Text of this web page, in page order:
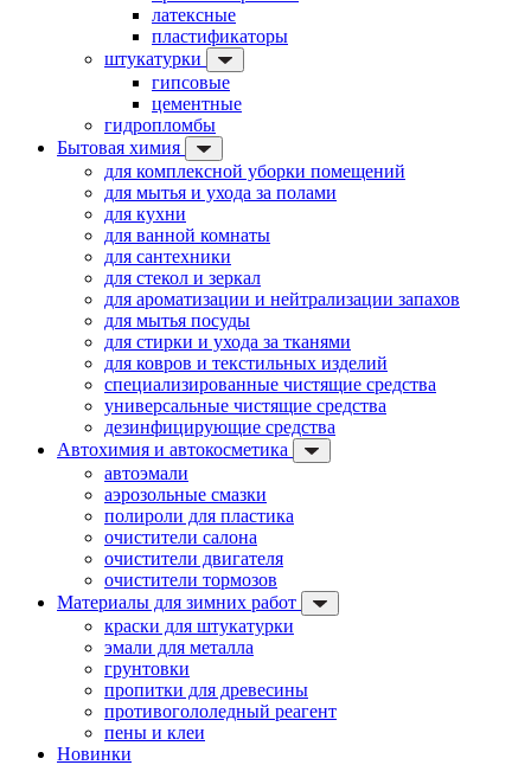
латексные
пластификаторы
штукатурки
гипсовые
цементные
гидропломбы
Бытовая химия
для комплексной уборки помещений
для мытья и ухода за полами
для кухни
для ванной комнаты
для сантехники
для стекол и зеркал
для ароматизации и нейтрализации запахов
для мытья посуды
для стирки и ухода за тканями
для ковров и текстильных изделий
специализированные чистящие средства
универсальные чистящие средства
дезинфицирующие средства
Автохимия и автокосметика
автоэмали
аэрозольные смазки
полироли для пластика
очистители салона
очистители двигателя
очистители тормозов
Материалы для зимних работ
краски для штукатурки
эмали для металла
грунтовки
пропитки для древесины
противогололедный реагент
пены и клеи
Новинки